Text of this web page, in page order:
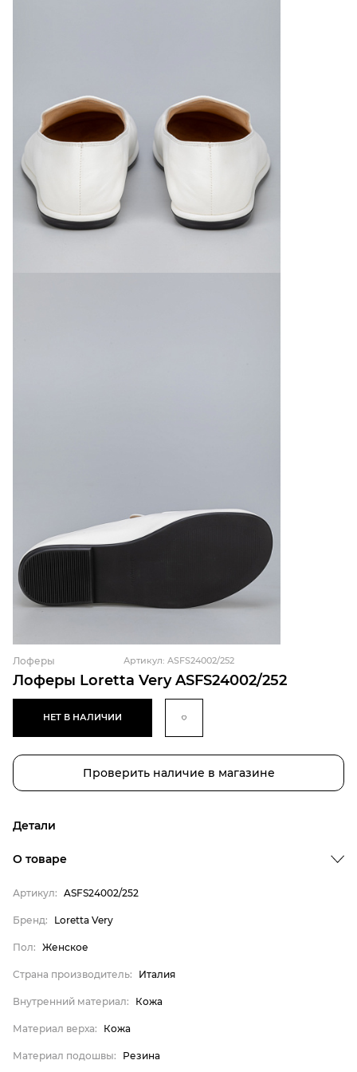
Лоферы Loretta Very ASFS24002/252
Лоферы Артикул: ASFS24002/252
НЕТ В НАЛИЧИИ
Проверить наличие в магазине
Детали
Внутренний материал
Материал верха
Материал подошвы
Материал стельки
О товаре
Артикул: ASFS24002/252
Бренд: Loretta Very
Пол: Женское
Страна производитель: Италия
Внутренний материал: Кожа
Материал верха: Кожа
Материал подошвы: Резина